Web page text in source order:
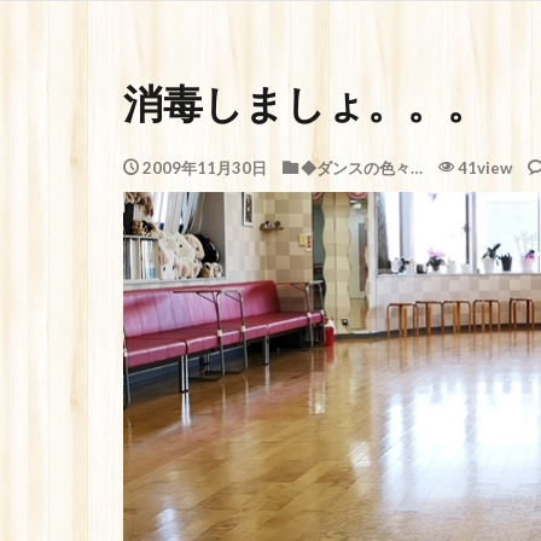
消毒しましょ。。。
2009年11月30日 ◆ダンスの色々… 41view